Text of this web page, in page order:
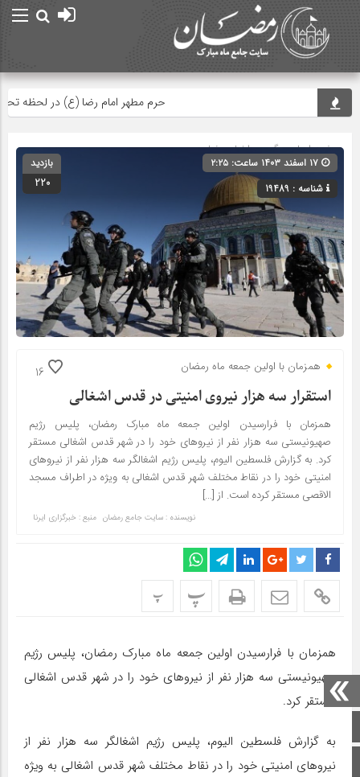
اینستاگرام
حرم مطهر امام رضا (ع) در لحظه تحویل
صفحه اصلی» گروه »اخبار رمضان
شناسه : 19489
بازدید
220
16 همزمان با اولین جمعه ماه رمضان
استقرار سه هزار نیروی امنیتی در قدس اشغالی
همزمان با فرارسیدن اولین جمعه ماه مبارک رمضان، پلیس رژیم
صهیونیستی سه هزار نفر از نیروهای خود را در شهر قدس اشغالی مستقر
کرد. به گزارش فلسطین الیوم، پلیس رژیم اشغالگر سه هزار نفر از نیروهای
امنیتی خود را در نقاط مختلف شهر قدس اشغالی به ویژه در اطراف مسجد
الاقصی مستقر کرده است. از […]
نویسنده : سایت جامع رمضان منبع : خبرگزاری ایرنا
پ پ
همزمان با فرارسیدن اولین جمعه ماه مبارک رمضان، پلیس رژیم
صهیونیستی سه هزار نفر از نیروهای خود را در شهر قدس اشغالی
مستقر کرد.
به گزارش فلسطین الیوم، پلیس رژیم اشغالگر سه هزار نفر از
نیروهای امنیتی خود را در نقاط مختلف شهر قدس اشغالی به ویژه